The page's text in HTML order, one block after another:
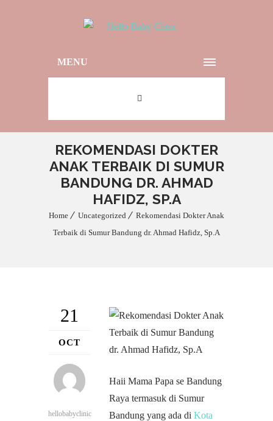
MENU
REKOMENDASI DOKTER
ANAK TERBAIK DI SUMUR
BANDUNG DR. AHMAD
HAFIDZ, SP.A
Home Uncategorized
Rekomendasi Dokter Anak
Terbaik di Sumur Bandung dr. Ahmad Hafidz, Sp.A
21
OCT
hellobabyclinic
Haii Mama Papa se Bandung
Raya termasuk di Sumur
Bandung yang ada di Kota